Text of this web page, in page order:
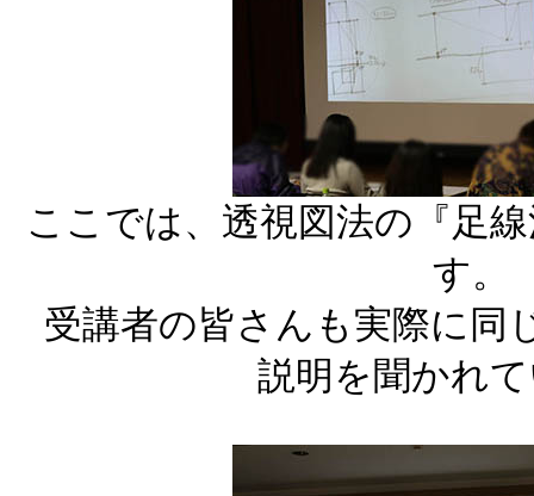
ここでは、透視図法の『足
す。
受講者の皆さんも実際に同
説明を聞かれ